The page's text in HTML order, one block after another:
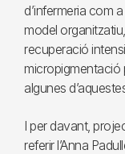
d’infermeria com
model
recuperació
micropigmentació
algunes
I per davant,
referir l’Anna